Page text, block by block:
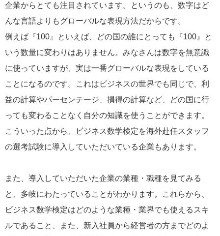
企業からとても注目されています。というのも、数字はど
んな言語よりもグローバルな表現方法だからです。
例えば『100』といえば、どの国の誰にとっても『100』と
いう数量に変わりはありません。みなさんは数字を無意識
に使っていますが、実は一番グローバルな表現をしている
ことになるのです。これはビジネスの世界でも同じで、利
益の計算やパーセンテージ、損得の計算など、どの国に行
っても変わることなく自分の知識を使うことができます。
こういった点から、ビジネス数学検定を海外赴任スタッフ
の選考試験に導入していただいている企業もあります。
また、導入していただいた企業の業種・職種を見てみる
と、多岐にわたっていることがわかります。これらから、
ビジネス数学検定はどのような業種・業界でも使えるスキ
ルであること、また、新入社員から経営者の方までどのよ